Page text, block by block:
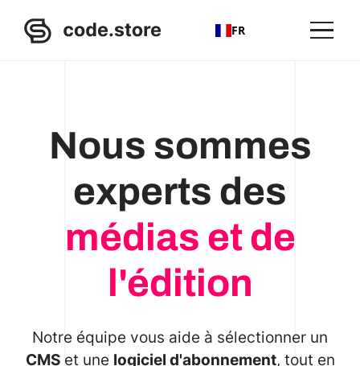
FR
Nous sommes
experts des
médias et de
l'édition
Notre équipe vous aide à sélectionner un
CMSet une logiciel d'abonnement, tout en